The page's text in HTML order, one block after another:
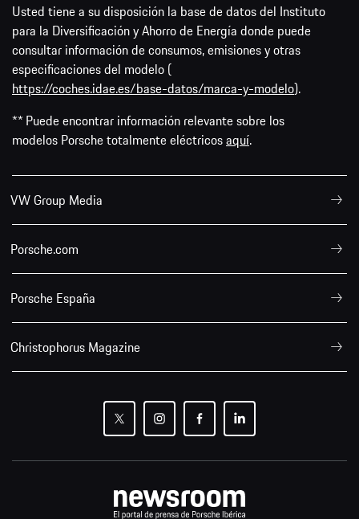
Usted tiene a su disposición la base de datos del Instituto
para la Diversificación y Ahorro de Energía donde puede
consultar información de consumos, emisiones y otras
especificaciones del modelo (
https://coches.idae.es/base-datos/marca-y-modelo).
** Puede encontrar información relevante sobre los
modelos Porsche totalmente eléctricosaquí.
VW Group Media
Porsche.com
Porsche España
Christophorus Magazine